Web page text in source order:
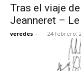
Tras el viaje
Jeanneret –
veredes - 24 febrero,